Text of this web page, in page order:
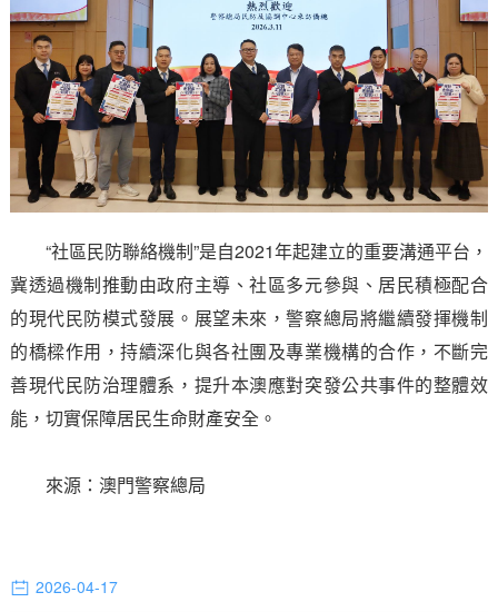
“社區民防聯絡機制”是自2021年起建立的重要溝通平台，
冀透過機制推動由政府主導、社區多元參與、居民積極配合
的現代民防模式發展。展望未來，警察總局將繼續發揮機制
的橋樑作用，持續深化與各社團及專業機構的合作，不斷完
善現代民防治理體系，提升本澳應對突發公共事件的整體效
能，切實保障居民生命財產安全。
來源：澳門警察總局
2026-04-17